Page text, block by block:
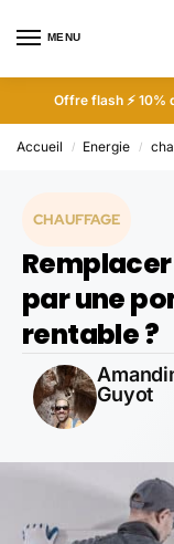
MENU
Offre flash ⚡ 10%
Accueil / Energie /
CHAUFFAGE
par une
rentable ?
Guyot